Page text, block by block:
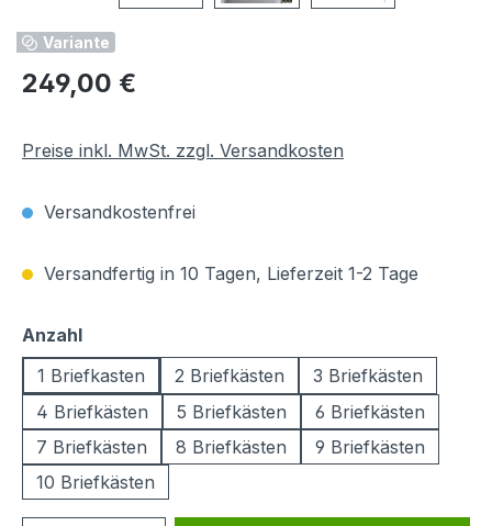
Variante
Regulärer Preis:
249,00 €
Preise inkl. MwSt. zzgl. Versandkosten
Versandkostenfrei
Versandfertig in 10 Tagen, Lieferzeit 1-2 Tage
Anzahlauswählen
1 Briefkasten
2 Briefkästen
3 Briefkästen
4 Briefkästen
5 Briefkästen
6 Briefkästen
7 Briefkästen
8 Briefkästen
9 Briefkästen
10 Briefkästen